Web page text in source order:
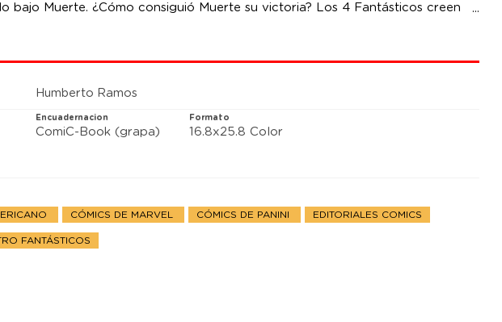
bajo Muerte. ¿Cómo consiguió Muerte su victoria? Los 4 Fantásticos creen
que los lleva a las profundidades heladas de la Antártida, a lo más profundo
del villano, donde se enfrentarán a su mayor desafío hasta la fecha.
Humberto Ramos
Encuadernacion
ComiC-Book (grapa)
Formato
16.8x25.8 Color
CÓMICS DE MARVEL CÓMICS DE PANINI EDITORIALES COMICS
FANTÁSTICOS